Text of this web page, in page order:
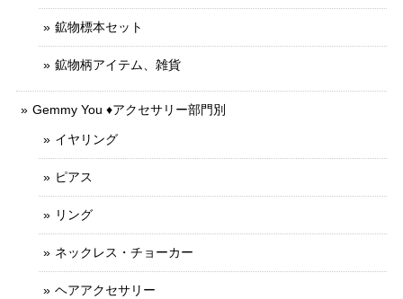
鉱物標本セット
鉱物柄アイテム、雑貨
Gemmy You ♦︎アクセサリー部門別
イヤリング
ピアス
リング
ネックレス・チョーカー
ヘアアクセサリー